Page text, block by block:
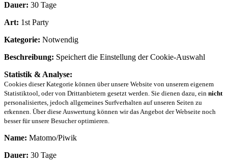
Dauer: 30 Tage
Art: 1st Party
Kategorie: Notwendig
Beschreibung: Speichert die Einstellung der Cookie-Auswahl
Statistik & Analyse:
Cookies dieser Kategorie können über unsere Website von unserem eigenem
Statistiktool, oder von Drittanbietern gesetzt werden. Sie dienen dazu, ein nicht
personalisiertes, jedoch allgemeines Surfverhalten auf unseren Seiten zu
erkennen. Über diese Auswertung können wir das Angebot der Webseite noch
besser für unsere Besucher optimieren.
Name: Matomo/Piwik
Dauer: 30 Tage